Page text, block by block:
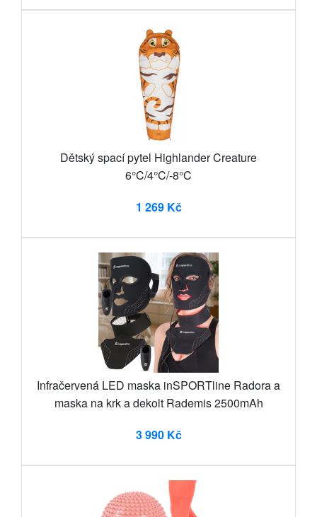
Dětský spací pytel Highlander Creature
6°C/4°C/-8°C
1 269 Kč
Infračervená LED maska inSPORTline Radora a
maska na krk a dekolt Rademis 2500mAh
3 990 Kč